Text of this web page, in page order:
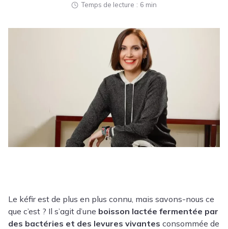
Temps de lecture 6 min
Le kéfirest de plus en plus connu, mais savons-nous ce
que c’est ? Il s’agit d’une boisson lactée fermentée par
des bactéries et des levures vivantes consommée de